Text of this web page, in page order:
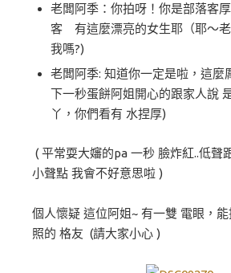
老闆阿季：你拍呀！你是部落客
客 有這麼漂亮的女生耶（耶～
我嗎?)
老闆阿季: 知道你一定是啦，這麼
下一秒蛋餅阿姐開心的跟家人說
丫，你們看有 水捏厚)
( 平常耍大嬸的pa 一秒 臉炸紅..低聲
小聲點 我會不好意思啦 )
個人懷疑 這位阿姐~ 有一雙 電眼，
照的 格友 (請大家小心 )